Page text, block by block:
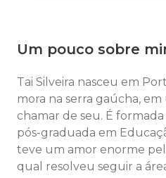
Um pouco sobre
Tai Silveira nasceu em
mora na serra gaúcha,
chamar de seu. É
pós-graduada em
teve um amor enorme
qual resolveu seguir a